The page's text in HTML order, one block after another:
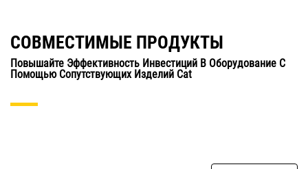
СОВМЕСТИМЫЕ ПРОДУКТЫ
Повышайте Эффективность Инвестиций В Оборудование С
Помощью Сопутствующих Изделий Cat